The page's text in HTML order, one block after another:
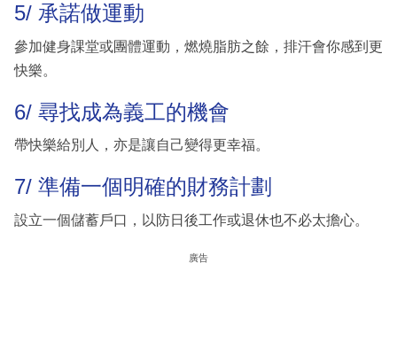
5/ 承諾做運動
參加健身課堂或團體運動，燃燒脂肪之餘，排汗會你感到更
快樂。
6/ 尋找成為義工的機會
帶快樂給別人，亦是讓自己變得更幸福。
7/ 準備一個明確的財務計劃
設立一個儲蓄戶口，以防日後工作或退休也不必太擔心。
廣告